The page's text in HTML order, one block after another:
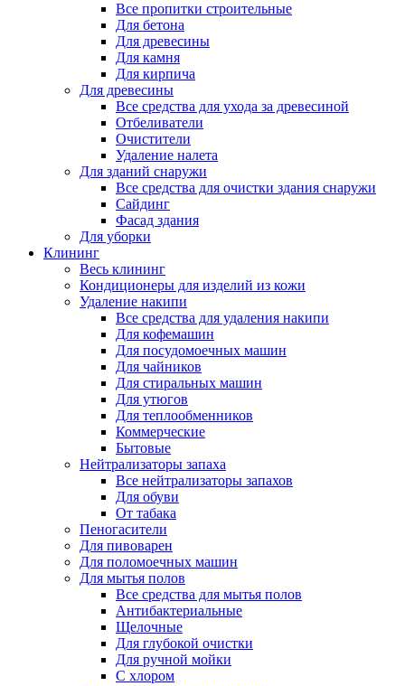
Все пропитки строительные
Для бетона
Для древесины
Для камня
Для кирпича
Для древесины
Все средства для ухода за древесиной
Отбеливатели
Очистители
Удаление налета
Для зданий снаружи
Все средства для очистки здания снаружи
Сайдинг
Фасад здания
Для уборки
Клининг
Весь клининг
Кондиционеры для изделий из кожи
Удаление накипи
Все средства для удаления накипи
Для кофемашин
Для посудомоечных машин
Для чайников
Для стиральных машин
Для утюгов
Для теплообменников
Коммерческие
Бытовые
Нейтрализаторы запаха
Все нейтрализаторы запахов
Для обуви
От табака
Пеногасители
Для пивоварен
Для поломоечных машин
Для мытья полов
Все средства для мытья полов
Антибактериальные
Щелочные
Для глубокой очистки
Для ручной мойки
С хлором